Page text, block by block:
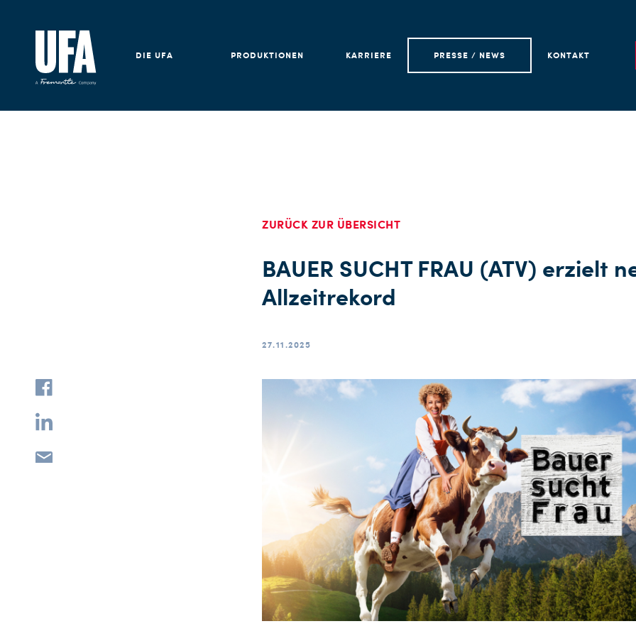
DIE UFA PRODUKTIONEN KARRIERE PRESSE / NEWS KONTAKT
ZURÜCK ZUR ÜBERSICHT
BAUER SUCHT FRAU (ATV) erzielt
Allzeitrekord
27.11.2025